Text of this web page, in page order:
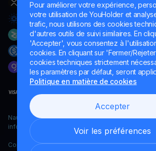
Pour améliorer votre expérience,
votre utilisation de YouHolder et
trafic, nous utilisons des cookies
d'autres outils de suivi similaires. En
'Accepter', vous consentez à
cookies. En cliquant sur 'Fermer/
cookies techniques strictement
les paramètres par défaut, seront
Politique en matière de cookies
Accepter
Voir les préférences
Naumard LTD. – uniquement à des fins de
informatique, de recherche et de marketing
Copyright YouHodler, 2026.